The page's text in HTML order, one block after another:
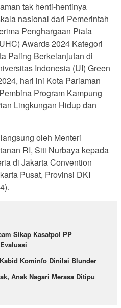
tak henti-hentinya
nasional dari Pemerintah
Penghargaan Piala
Awards 2024 Kategori
Paling Berkelanjutan di
Indonesia (UI) Green
hari ini Kota Pariaman
Program Kampung
Lingkungan Hidup dan
oleh Menteri
RI, Siti Nurbaya kepada
di Jakarta Convention
Pusat, Provinsi DKI
Sikap Kasatpol PP
Kominfo Dinilai Blunder
Anak Nagari Merasa Ditipu